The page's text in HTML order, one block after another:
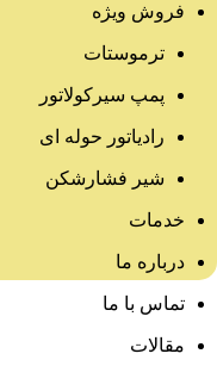
فروش ویژه
ترموستات
پمپ سیرکولاتور
رادیاتور حوله ای
شیر فشارشکن
خدمات
درباره ما
تماس با ما
مقالات
مقالات